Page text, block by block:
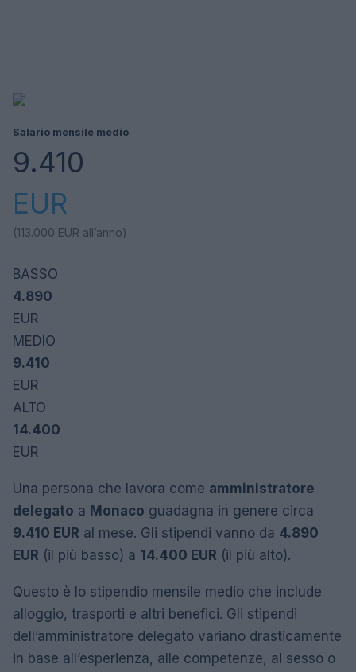
Salario mensile medio
9.410
EUR
(113.000 EUR all’anno)
BASSO
4.890
EUR
MEDIO
9.410
EUR
ALTO
14.400
EUR
Una persona che lavora come amministratore
delegato a Monaco guadagna in genere circa
9.410 EUR al mese. Gli stipendi vanno da 4.890
EUR (il più basso) a 14.400 EUR (il più alto).
Questo è lo stipendio mensile medio che include
alloggio, trasporti e altri benefici. Gli stipendi
dell’amministratore delegato variano drasticamente
in base all’esperienza, alle competenze, al sesso o